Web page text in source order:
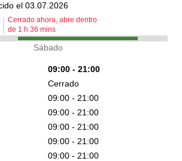
el 03.07.2026
Cerrado ahora, abre dentro
de 1 h 36 mins
Sábado
09:00 - 21:00
Cerrado
09:00 - 21:00
09:00 - 21:00
09:00 - 21:00
09:00 - 21:00
09:00 - 21:00